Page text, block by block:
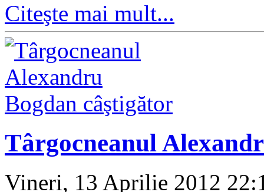
Citeşte mai mult...
Târgocneanul
Vineri, 13 Aprilie 2012